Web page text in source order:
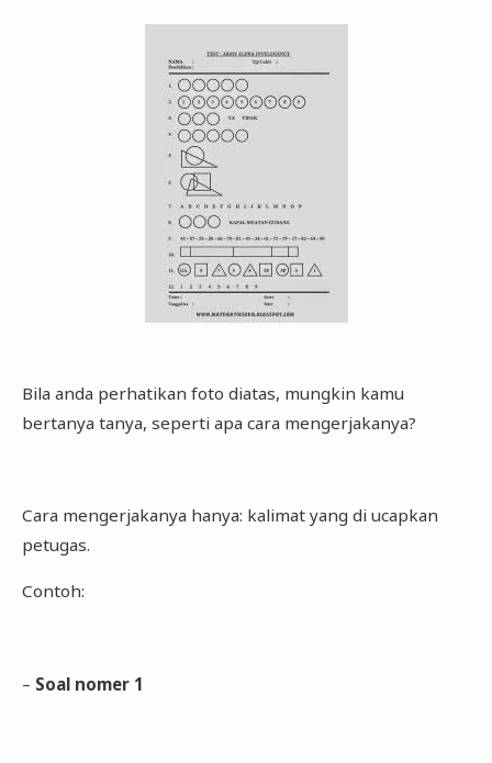
Bila anda perhatikan foto diatas, mungkin kamu
bertanya tanya, seperti apa cara mengerjakanya?
Cara mengerjakanya hanya: kalimat yang di ucapkan
petugas.
Contoh:
– Soal nomer 1